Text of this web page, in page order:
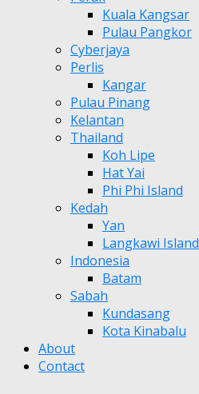
Kuala Kangsar
Pulau Pangkor
Cyberjaya
Perlis
Kangar
Pulau Pinang
Kelantan
Thailand
Koh Lipe
Hat Yai
Phi Phi Island
Kedah
Yan
Langkawi Island
Indonesia
Batam
Sabah
Kundasang
Kota Kinabalu
About
Contact